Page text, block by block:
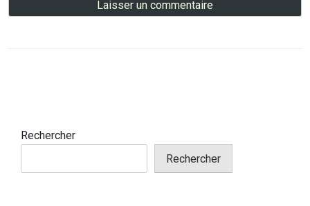
Rechercher
Rechercher